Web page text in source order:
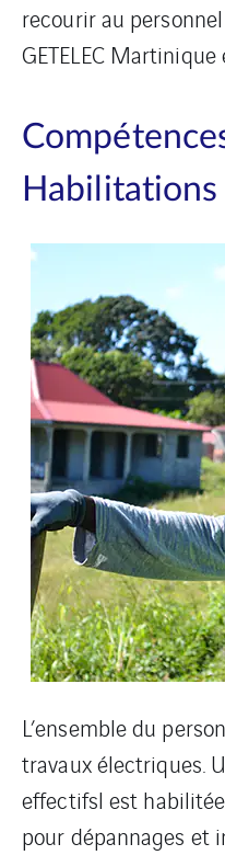
recourir au
GETELEC Martinique
Habilitations
L’ensemble du
travaux électriques.
effectifsl est
pour dépannages et